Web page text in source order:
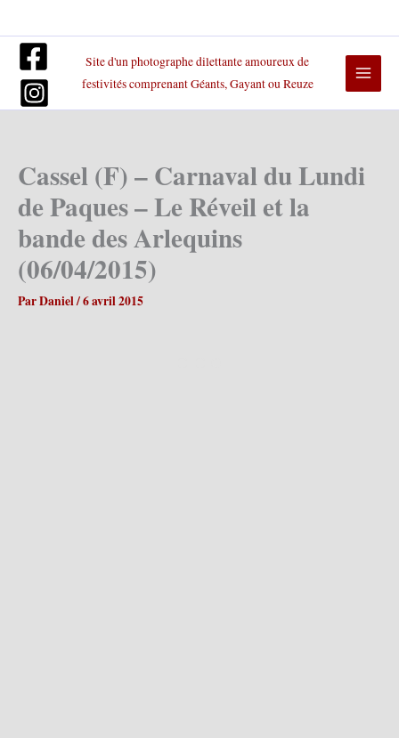
contenu
Site d'un photographe dilettante amoureux de
festivités comprenant Géants, Gayant ou Reuze
Cassel (F) – Carnaval du Lundi
de Paques – Le Réveil et la
bande des Arlequins
(06/04/2015)
ParDaniel/6 avril 2015